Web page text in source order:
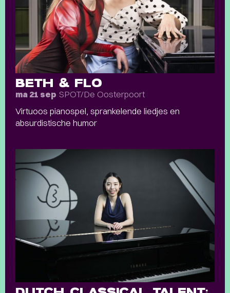
BETH & FLO
ma 21 sep SPOT/De Oosterpoort
Virtuoos pianospel, sprankelende liedjes en
absurdistische humor